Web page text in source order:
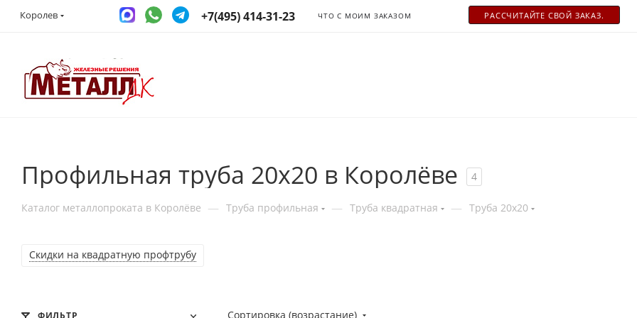
Королев +7(495) 414-31-23 ЧТО С МОИМ ЗАКАЗОМ РАСCЧИТАЙТЕ СВОЙ ЗАКАЗ.
Профильная труба 20x20 в Королёве 4
Каталог металлопроката в Королёве — Труба профильная — Труба квадратная — Труба 20x20
Скидки на квадратную профтрубу
Сортировка (возрастание)
ФИЛЬТР